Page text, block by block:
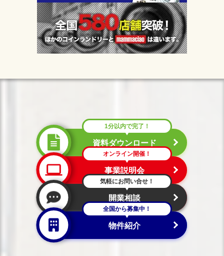
資料ダウンロード
1分以内で完了！
事業説明会
オンライン開催！
開業相談
気軽にお問い合せ！
物件紹介
全国から募集中！